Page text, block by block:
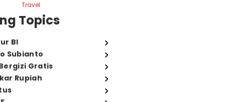
Travel
Topics
BI
Subianto
Gratis
Rupiah